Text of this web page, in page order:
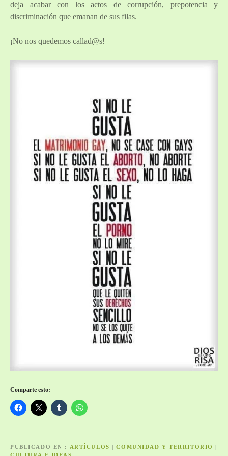
deja acabar con los actos de corrupción, prepotencia y
discriminación que emanan de sus filas.
¡No nos quedemos callad@s!
Comparte esto:
PUBLICADO EN ARTÍCULOS |COMUNIDAD Y TERRITORIO
|